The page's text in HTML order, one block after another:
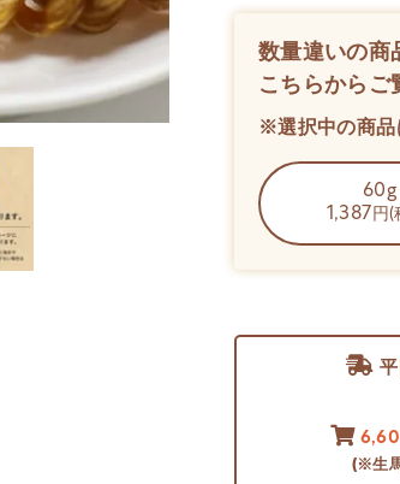
数量違いの商
こちらからご
※選択中の商品
60g
1,387 円(
平
(※生